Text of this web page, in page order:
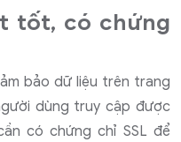
tốt, có chứng
bảo dữ liệu trên trang
dùng truy cập được
có chứng chỉ SSL để